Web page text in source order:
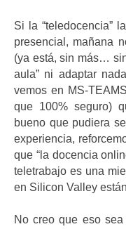
Si la “teledocencia”
presencial, mañana
(ya está, sin más…
aula” ni adaptar
vemos en MS-
que 100% seguro)
bueno que pudiera
experiencia,
que “la docencia
teletrabajo es una
en Silicon Valley
No creo que eso